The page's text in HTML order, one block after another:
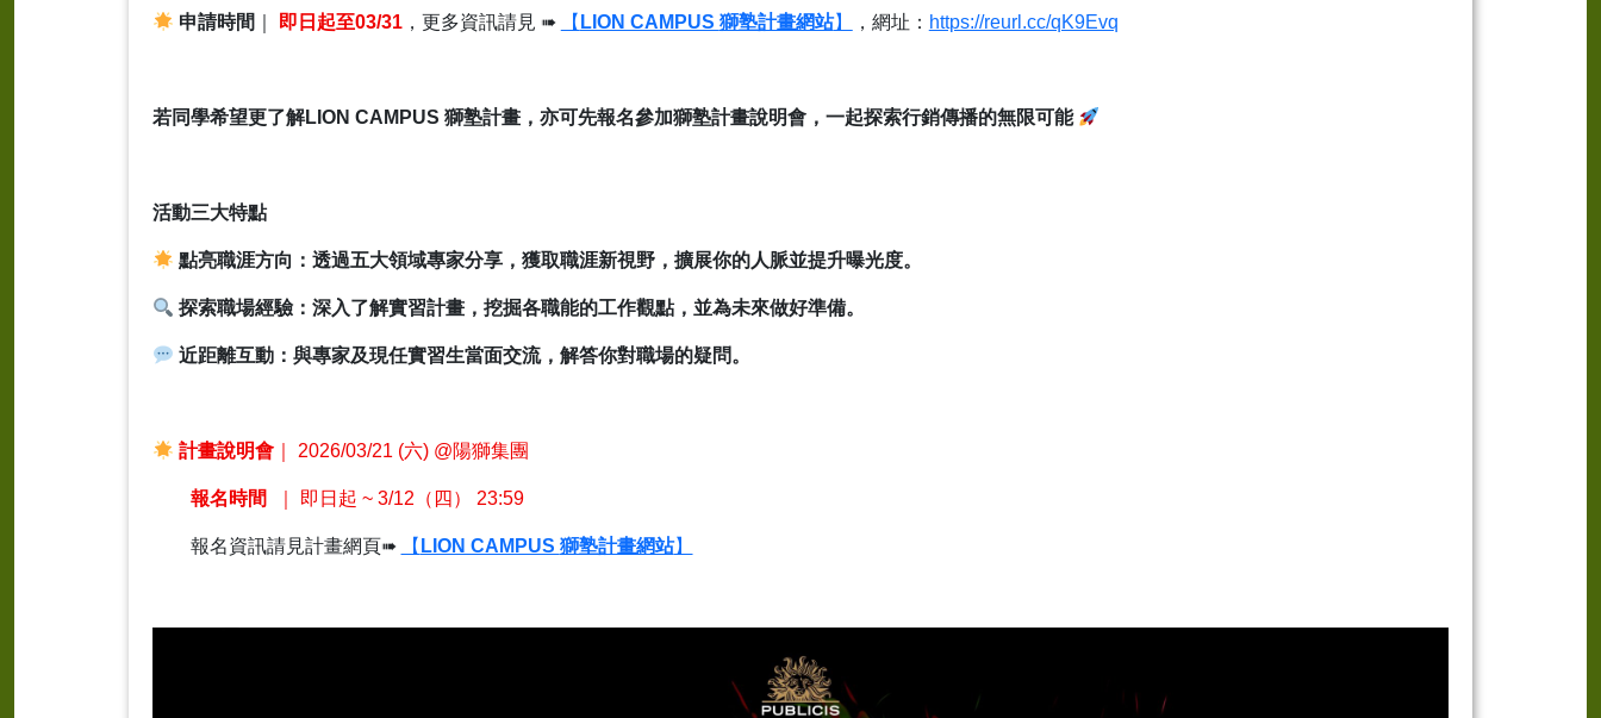
申請時間 即日起至03/31，更多資訊請見 ➠ 【 LION CAMPUS 獅塾計畫網站】 ，網址： https://reurl.cc/qK9Evq
若同學希望更了解LION CAMPUS 獅塾計畫，亦可先報名參加獅塾計畫說明會，一起探索行銷傳播的無限可能
活動三大特點
點亮職涯方向：透過五大領域專家分享，獲取職涯新視野，擴展你的人脈並提升曝光度。
探索職場經驗：深入了解實習計畫，挖掘各職能的工作觀點，並為未來做好準備。
近距離互動：與專家及現任實習生當面交流，解答你對職場的疑問。
計畫說明會｜ 2026/03/21 (六) @陽獅集團
報名時間 即日起 ~ 3/12 （四） 23:59
報名資訊請見計畫網頁➠ 【 LION CAMPUS 獅塾計畫網站】